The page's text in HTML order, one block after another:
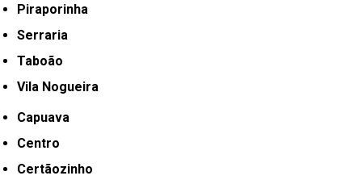
Piraporinha
Serraria
Taboão
Vila Nogueira
Capuava
Centro
Certãozinho